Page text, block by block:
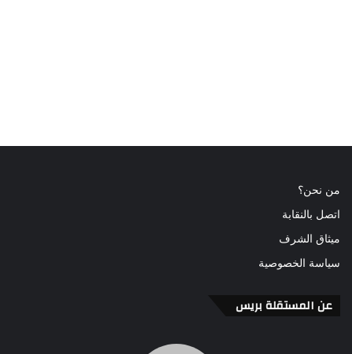
من نحن؟
اتصل بالنقابة
ميثاق الشرف
سياسة الخصوصية
عن المستقلة بريس